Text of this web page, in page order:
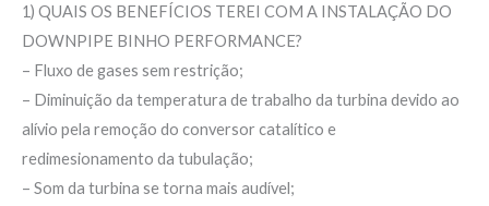
1) QUAIS OS BENEFÍCIOS TEREI COM A INSTALAÇÃO DO
DOWNPIPE BINHO PERFORMANCE?
– Fluxo de gases sem restrição;
– Diminuição da temperatura de trabalho da turbina devido ao
alívio pela remoção do conversor catalítico e
redimesionamento da tubulação;
– Som da turbina se torna mais audível;